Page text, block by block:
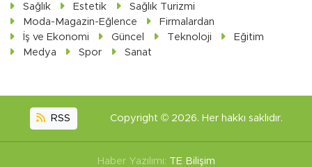
Sağlık Estetik
Sağlık Turizmi
Moda-Magazin-Eğlence
Firmalardan
İş ve Ekonomi
Güncel Teknoloji
Eğitim
Medya
Spor Sanat
RSS Copyright © 2026. Her hakkı saklıdır.
Haber Yazılımı: TE Bilişim